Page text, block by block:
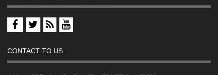
CONTACT TO US